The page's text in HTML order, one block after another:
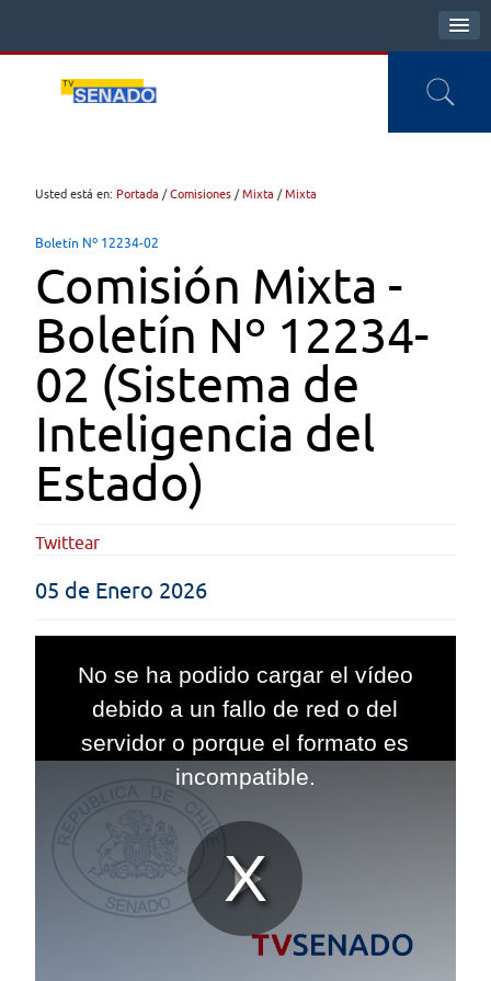
Usted está en: Portada /Comisiones /Mixta /Mixta
Boletín Nº 12234-02
Comisión Mixta -
Boletín Nº 12234-
02 (Sistema de
Inteligencia del
Estado)
Twittear
05 de Enero 2026
window.
No se ha podido cargar el vídeo
debido a un fallo de red o del
servidor o porque el formato es
incompatible.